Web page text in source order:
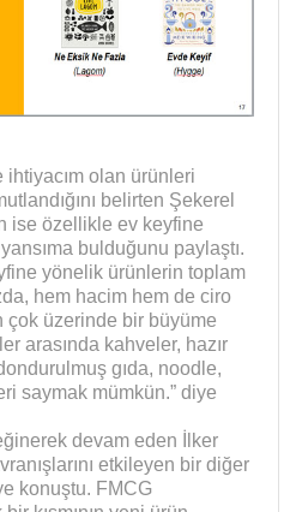
ihtiyacım olan ürünleri
belirten Şekerel
ise özellikle ev keyfine
bulduğunu paylaştı.
yönelik ürünlerin toplam
hem hacim hem de ciro
çok üzerinde bir büyüme
arasında kahveler, hazır
gıda, noodle,
saymak mümkün.” diye
devam eden İlker
etkileyen bir diğer
konuştu. FMCG